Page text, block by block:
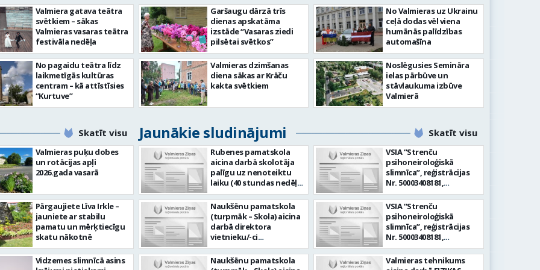
Valmiera gatava teātra
svētkiem – sākas
Valmieras vasaras teātra
festivāla nedēļa
No pagaidu teātra līdz
laikmetīgās kultūras
centram – kā attīstīsies
“Kurtuve”
Garšaugu dārzā trīs
dienas apskatāma
izstāde “Vasaras ziedi
pilsētai svētkos”
Valmieras dzimšanas
diena sākas ar Krāču
kakta svētkiem
slimnīcā
No Valmieras uz Ukrainu
ceļā dodas vēl viena
humānās palīdzības
automašīna
Noslēgusies Semināra
ielas pārbūve un
stāvlaukuma izbūve
Valmierā
Skatīt visu Jaunākie sludinājumi Skatīt visu
Valmieras puķu dobes
un rotācijas apļi
2026.gada vasarā
Pārgaujiete Līva Irkle –
jauniete ar stabilu
pamatu un mērķtiecīgu
skatu nākotnē
Vidzemes slimnīcā asins
Rubenes pamatskola
aicina darbā skolotāja
palīgu uz nenoteiktu
laiku (40 stundas nedēļā
jeb 1,0 likme). Darba
vietas adrese: Rūķu iela
3, Rubene, Kocēnu
pagasts, Valmieras
novads. Ja Tev ir vēlme:
ikdienā; sadarboties ar
grupas skolotājām,
Naukšēnu pamatskola
(turpmāk – Skola) aicina
darbā direktora
vietnieku/-ci
administratīvi
saimnieciskajā darbā (1
likme jeb 40 stundas
Naukšēnu pamatskola
VSIA “Strenču
psihoneiroloģiskā
slimnīca”, reģistrācijas
Nr. 50003408181,
ārstniecības iestādes
kods 941800004 aicina
darbā APKOPĒJU Aicinām
mūsu komandai
pievienoties apkopēju
darbam rehabilitācijas
nodaļā. Darba līgums
tiek slēgts uz
VSIA “Strenču
psihoneiroloģiskā
slimnīca”, reģistrācijas
Nr. 50003408181,
ārstniecības iestādes
kods 941800004 aicina
darbā AUDIOLOGOPĒDU
Valmieras tehnikums